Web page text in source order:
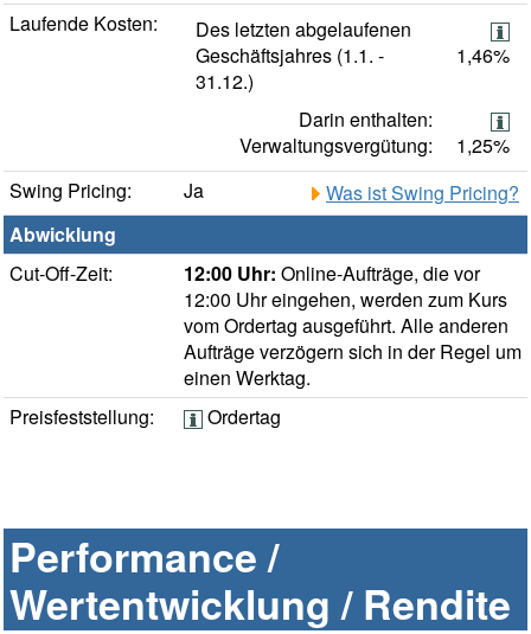
Laufende Kosten:
Des letzten abgelaufenen
Geschäftsjahres (1.1. -
31.12.)
1,46%
Darin enthalten:
Verwaltungsvergütung:
1,25%
Swing Pricing:
Ja
Was ist Swing Pricing?
Abwicklung
Cut-Off-Zeit:
12:00 Uhr: Online-Aufträge, die vor
12:00 Uhr eingehen, werden zum Kurs
vom Ordertag ausgeführt. Alle anderen
Aufträge verzögern sich in der Regel um
einen Werktag.
Preisfeststellung:
Ordertag
Performance /
Wertentwicklung / Rendite